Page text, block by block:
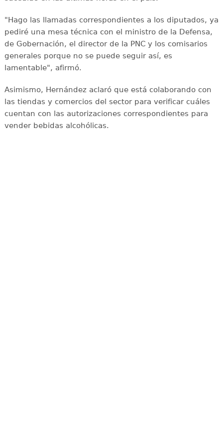
"Hago las llamadas correspondientes a los diputados, ya
pediré una mesa técnica con el ministro de la Defensa,
de Gobernación, el director de la PNC y los comisarios
generales porque no se puede seguir así, es
lamentable", afirmó.
Asimismo, Hernández aclaró que está colaborando con
las tiendas y comercios del sector para verificar cuáles
cuentan con las autorizaciones correspondientes para
vender bebidas alcohólicas.